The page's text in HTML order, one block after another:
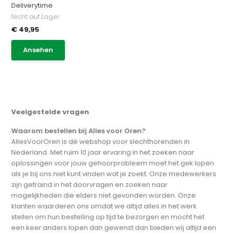
Deliverytime
Nicht auf Lager
€ 49,95
Ansehen
Veelgestelde vragen
Waarom bestellen bij Alles voor Oren?
AllesVoorOren is dé webshop voor slechthorenden in
Nederland. Met ruim 10 jaar ervaring in het zoeken naar
oplossingen voor jouw gehoorprobleem moet het gek lopen
als je bij ons niet kunt vinden wat je zoekt. Onze medewerkers
zijn getraind in het doorvragen en zoeken naar
mogelijkheden die elders niet gevonden worden. Onze
klanten waarderen ons omdat we altijd alles in het werk
stellen om hun bestelling op tijd te bezorgen en mocht het
een keer anders lopen dan gewenst dan bieden wij altijd een